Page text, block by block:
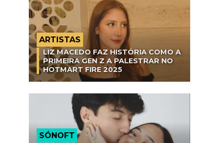
ARTISTAS
LIZ MACEDO FAZ HISTÓRIA COMO A
PRIMEIRA GEN Z A PALESTRAR NO
HOTMART FIRE 2025
SÓNOFT